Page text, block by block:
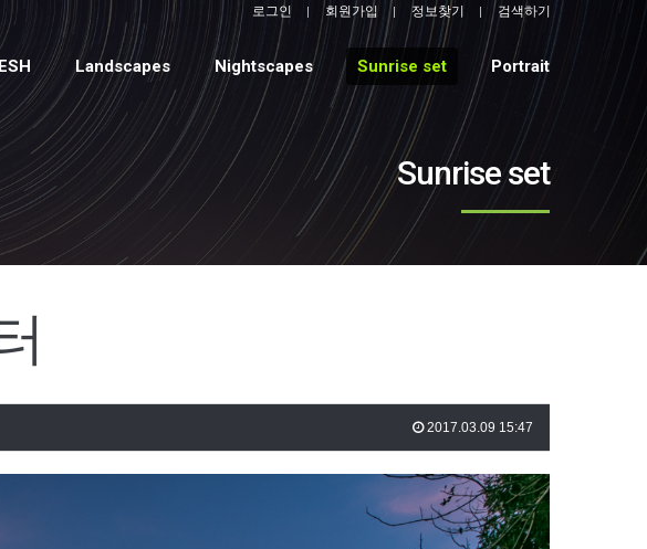
로그인 회원가입 정보찾기 검색하기
Landscapes Nightscapes Sunrise set Portrait
Sunrise set
2017.03.09 15:47